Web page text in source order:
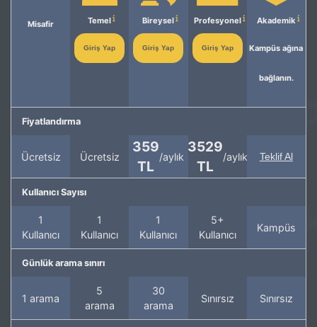
Misafir Temel
Giriş Yap
Bireysel
Giriş Yap
Profesyonel
Giriş Yap
Akademik
Kampüs ağına
bağlanın.
Fiyatlandırma
Ücretsiz Ücretsiz
359
TL
/aylık
3529
TL
/aylık Teklif Al
Kullanıcı Sayısı
1
Kullanıcı
1
Kullanıcı
1
Kullanıcı
5+
Kullanıcı
Kampüs
Günlük arama sınırı
1 arama
5
arama
30
arama
Sınırsız Sınırsız